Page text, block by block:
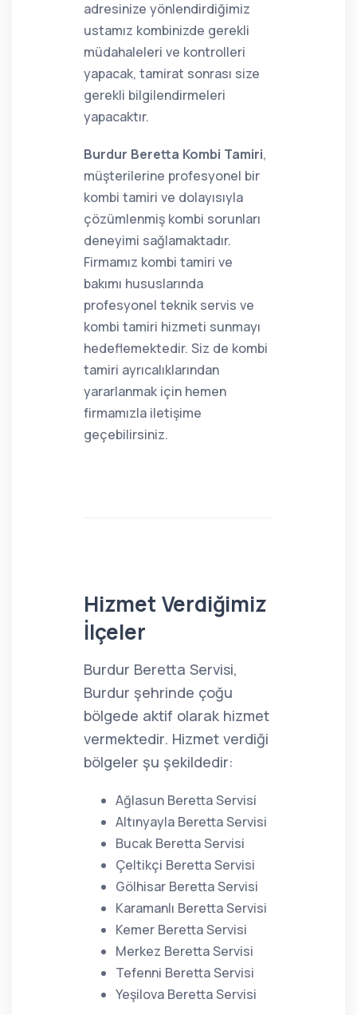
adresinize yönlendirdiğimiz
ustamız kombinizde gerekli
müdahaleleri ve kontrolleri
yapacak, tamirat sonrası size
gerekli bilgilendirmeleri
yapacaktır.
Burdur Beretta Kombi Tamiri,
müşterilerine profesyonel bir
kombi tamiri ve dolayısıyla
çözümlenmiş kombi sorunları
deneyimi sağlamaktadır.
Firmamız kombi tamiri ve
bakımı hususlarında
profesyonel teknik servis ve
kombi tamiri hizmeti sunmayı
hedeflemektedir. Siz de kombi
tamiri ayrıcalıklarından
yararlanmak için hemen
firmamızla iletişime
geçebilirsiniz.
Hizmet Verdiğimiz
İlçeler
Burdur Beretta Servisi,
Burdur şehrinde çoğu
bölgede aktif olarak hizmet
vermektedir. Hizmet verdiği
bölgeler şu şekildedir:
Ağlasun Beretta Servisi
Altınyayla Beretta Servisi
Bucak Beretta Servisi
Çeltikçi Beretta Servisi
Gölhisar Beretta Servisi
Karamanlı Beretta Servisi
Kemer Beretta Servisi
Merkez Beretta Servisi
Tefenni Beretta Servisi
Yeşilova Beretta Servisi